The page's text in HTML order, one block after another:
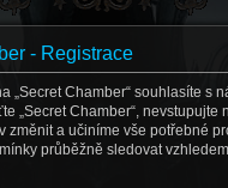
- Registrace
„Secret Chamber“ souhlasíte s
„Secret Chamber“,
změnit a učiníme vše potřebné
průběžně sledovat